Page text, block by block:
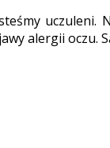
alergii oczu.